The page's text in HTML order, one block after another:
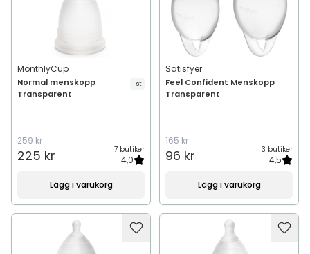
MonthlyCup
Normal menskopp
Transparent
1 st
259 kr
225 kr 7 butiker
4,0
Lägg i varukorg
Satisfyer
Feel Confident Menskopp
Transparent
165 kr
96 kr 3 butiker
4,5
Lägg i varukorg